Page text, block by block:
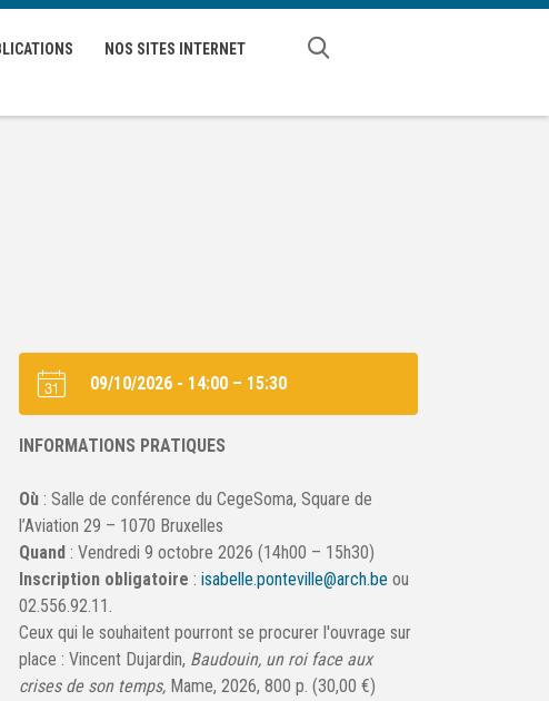
NOS SITES INTERNET
09/10/2026 - 14:00 – 15:30
INFORMATIONS PRATIQUES
Où : Salle de conférence du CegeSoma, Square de
l’Aviation 29 – 1070 Bruxelles
Quand : Vendredi 9 octobre 2026 (14h00 – 15h30)
Inscription obligatoire :isabelle.ponteville@arch.be ou
02.556.92.11.
Ceux qui le souhaitent pourront se procurer l'ouvrage sur
place : Vincent Dujardin, Baudouin, un roi face aux
crises de son temps, Mame, 2026, 800 p. (30,00 €)